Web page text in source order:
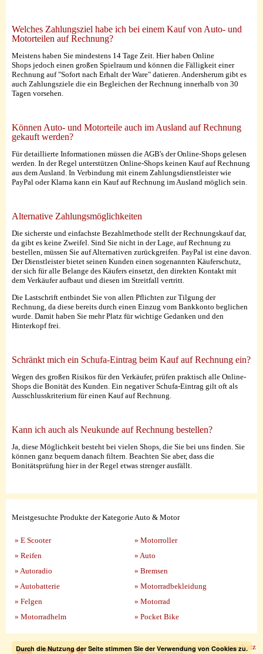
Welches Zahlungsziel habe ich bei einem Kauf von Auto- und
Motorteilen auf Rechnung?
Meistens haben Sie mindestens 14 Tage Zeit. Hier haben Online
Shops jedoch einen großen Spielraum und können die Fälligkeit einer
Rechnung auf "Sofort nach Erhalt der Ware" datieren. Andersherum gibt es
auch Zahlungsziele die ein Begleichen der Rechnung innerhalb von 30
Tagen vorsehen.
Können Auto- und Motorteile auch im Ausland auf Rechnung
gekauft werden?
Für detaillierte Informationen müssen die AGB's der Online-Shops gelesen
werden. In der Regel unterstützen Online-Shops keinen Kauf auf Rechnung
aus dem Ausland. In Verbindung mit einem Zahlungsdienstleister wie
PayPal oder Klarna kann ein Kauf auf Rechnung im Ausland möglich sein.
Alternative Zahlungsmöglichkeiten
Die sicherste und einfachste Bezahlmethode stellt der Rechnungskauf dar,
da gibt es keine Zweifel. Sind Sie nicht in der Lage, auf Rechnung zu
bestellen, müssen Sie auf Alternativen zurückgreifen. PayPal ist eine davon.
Der Dienstleister bietet seinen Kunden einen sogenannten Käuferschutz,
der sich für alle Belange des Käufers einsetzt, den direkten Kontakt mit
dem Verkäufer aufbaut und diesen im Streitfall vertritt.
Die Lastschrift entbindet Sie von allen Pflichten zur Tilgung der
Rechnung, da diese bereits durch einen Einzug vom Bankkonto beglichen
wurde. Damit haben Sie mehr Platz für wichtige Gedanken und den
Hinterkopf frei.
Schränkt mich ein Schufa-Eintrag beim Kauf auf Rechnung ein?
Wegen des großen Risikos für den Verkäufer, prüfen praktisch alle Online-
Shops die Bonität des Kunden. Ein negativer Schufa-Eintrag gilt oft als
Ausschlusskriterium für einen Kauf auf Rechnung.
Kann ich auch als Neukunde auf Rechnung bestellen?
Ja, diese Möglichkeit besteht bei vielen Shops, die Sie bei uns finden. Sie
können ganz bequem danach filtern. Beachten Sie aber, dass die
Bonitätsprüfung hier in der Regel etwas strenger ausfällt.
Meistgesuchte Produkte der Kategorie Auto & Motor
» E Scooter
» Reifen
» Autoradio
» Autobatterie
» Felgen
» Motorradhelm
» Motorroller
» Auto
» Bremsen
» Motorradbekleidung
» Motorrad
» Pocket Bike
Impressum|Datenschutz
Durch die Nutzung der Seite stimmen Sie der Verwendung von Cookies zu.